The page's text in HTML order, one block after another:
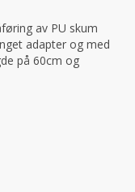
av PU skum
adapter og med
på 60cm og